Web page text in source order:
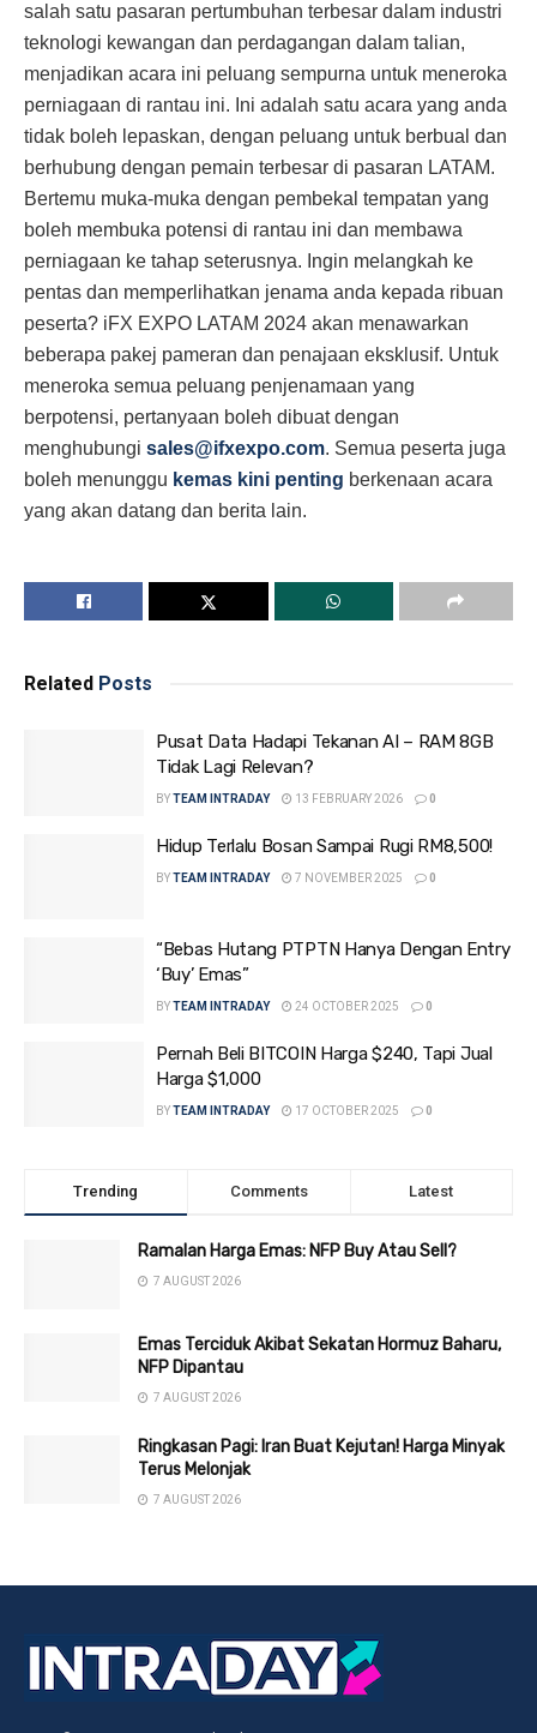
salah satu pasaran pertumbuhan terbesar dalam industri
teknologi kewangan dan perdagangan dalam talian,
menjadikan acara ini peluang sempurna untuk meneroka
perniagaan di rantau ini. Ini adalah satu acara yang anda
tidak boleh lepaskan, dengan peluang untuk berbual dan
berhubung dengan pemain terbesar di pasaran LATAM.
Bertemu muka-muka dengan pembekal tempatan yang
boleh membuka potensi di rantau ini dan membawa
perniagaan ke tahap seterusnya. Ingin melangkah ke
pentas dan memperlihatkan jenama anda kepada ribuan
peserta? iFX EXPO LATAM 2024 akan menawarkan
beberapa pakej pameran dan penajaan eksklusif. Untuk
meneroka semua peluang penjenamaan yang
berpotensi, pertanyaan boleh dibuat dengan
menghubungi sales@ifxexpo.com. Semua peserta juga
boleh menunggu kemas kini penting berkenaan acara
yang akan datang dan berita lain.
Related Posts
Pusat Data Hadapi Tekanan AI – RAM 8GB
Tidak Lagi Relevan?
BY TEAM INTRADAY 13 FEBRUARY 2026 0
Hidup Terlalu Bosan Sampai Rugi RM8,500!
BYTEAM INTRADAY 7 NOVEMBER 2025 0
“Bebas Hutang PTPTN Hanya Dengan Entry
‘Buy’ Emas”
BY TEAM INTRADAY 24 OCTOBER 2025 0
Pernah Beli BITCOIN Harga $240, Tapi Jual
Harga $1,000
BYTEAM INTRADAY 17 OCTOBER 2025 0
Trending Comments Latest
Ramalan Harga Emas: NFP Buy Atau Sell?
7 AUGUST 2026
Emas Terciduk Akibat Sekatan Hormuz Baharu,
NFP Dipantau
7 AUGUST 2026
Ringkasan Pagi: Iran Buat Kejutan! Harga Minyak
Terus Melonjak
7 AUGUST 2026